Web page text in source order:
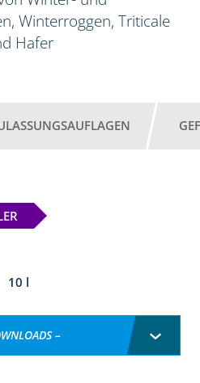
Winterroggen, Triticale
Hafer
10 l
–